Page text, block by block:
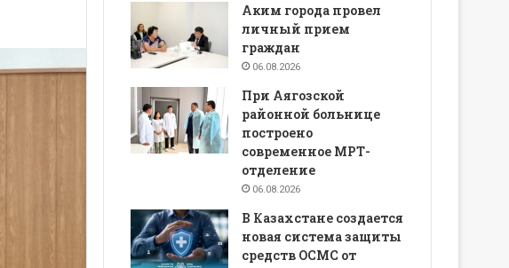
Аким города провел
личный прием
граждан
06.08.2026
При Аягозской
районной больнице
построено
современное МРТ-
отделение
06.08.2026
В Казахстане создается
новая система защиты
средств ОСМС от